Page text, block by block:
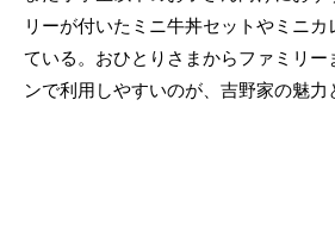
リーが付いたミニ牛丼セットやミニ
ている。おひとりさまからファミリー
ンで利用しやすいのが、吉野家の魅力